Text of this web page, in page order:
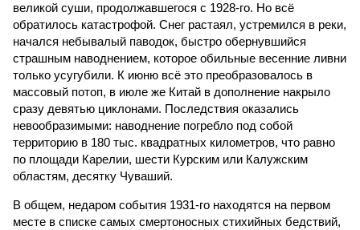
великой суши, продолжавшегося с 1928-го. Но всё
обратилось катастрофой. Снег растаял, устремился в реки,
начался небывалый паводок, быстро обернувшийся
страшным наводнением, которое обильные весенние ливни
только усугубили. К июню всё это преобразовалось в
массовый потоп, в июле же Китай в дополнение накрыло
сразу девятью циклонами. Последствия оказались
невообразимыми: наводнение погребло под собой
территорию в 180 тыс. квадратных километров, что равно
по площади Карелии, шести Курским или Калужским
областям, десятку Чуваший.
В общем, недаром события 1931-го находятся на первом
месте в списке самых смертоносных стихийных бедствий,